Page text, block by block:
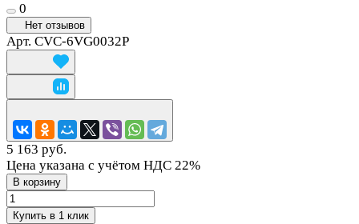
0
Нет отзывов
Арт. CVC-6VG0032P
5 163 руб.
Цена указана с учётом НДС 22%
В корзину
Купить в 1 клик